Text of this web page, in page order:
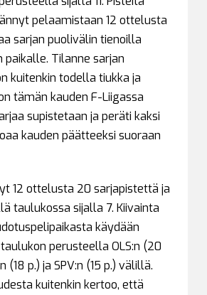
pelaamistaan 12 ottelusta
sarjan puolivälin tienoilla
paikalle. Tilanne sarjan
kuitenkin todella tiukka ja
tämän kauden F-Liigassa
supistetaan ja peräti kaksi
kauden päätteeksi suoraan
12 ottelusta 20 sarjapistettä ja
taulukossa sijalla 7. Kiivainta
käydään
perusteella OLS:n (20
(18 p.) ja SPV:n (15 p.) välillä.
kuitenkin kertoo, että